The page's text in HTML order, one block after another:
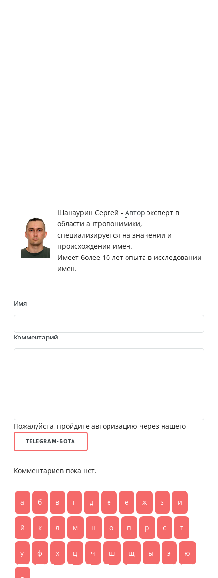
Шанаурин Сергей - Автор эксперт в
области антропонимики,
специализируется на значении и
происхождении имен.
Имеет более 10 лет опыта в исследовании
имен.
Имя
Комментарий
Пожалуйста, пройдите авторизацию через нашего
TELEGRAM-БОТА
Комментариев пока нет.
а б в г д е ё ж з и
й к л м н о п р с т
у ф х ц ч ш щ ы э ю